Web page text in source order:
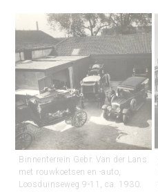
Binnenterrein Gebr. Van der Lans
met rouwkoetsen en -auto,
Loosduinseweg 9-11, ca. 1930.